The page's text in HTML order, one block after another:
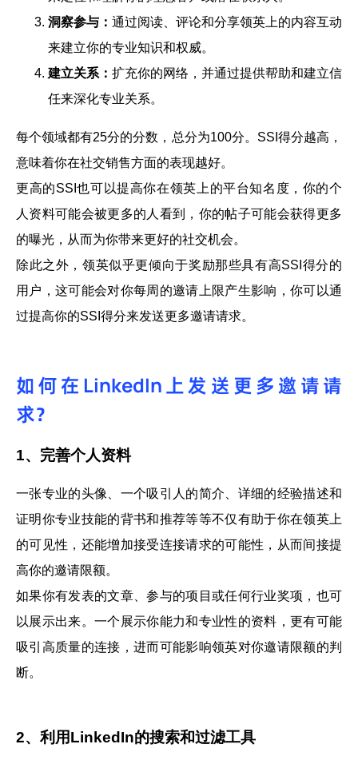
洞察参与： 通过阅读、评论和分享领英上的内容互动
来建立你的专业知识和权威。
建立关系： 扩充你的网络，并通过提供帮助和建立信
任来深化专业关系。
每个领域都有25分的分数，总分为100分。SSI得分越高，
意味着你在社交销售方面的表现越好。
更高的SSI也可以提高你在领英上的平台知名度，你的个
人资料可能会被更多的人看到，你的帖子可能会获得更多
的曝光，从而为你带来更好的社交机会。
除此之外，领英似乎更倾向于奖励那些具有高SSI得分的
用户，这可能会对你每周的邀请上限产生影响，你可以通
过提高你的SSI得分来发送更多邀请请求。
如何在LinkedIn上发送更多邀请请
求？
1、完善个人资料
一张专业的头像、一个吸引人的简介、详细的经验描述和
证明你专业技能的背书和推荐等等不仅有助于你在领英上
的可见性，还能增加接受连接请求的可能性，从而间接提
高你的邀请限额。
如果你有发表的文章、参与的项目或任何行业奖项，也可
以展示出来。一个展示你能力和专业性的资料，更有可能
吸引高质量的连接，进而可能影响领英对你邀请限额的判
断。
2、利用LinkedIn的搜索和过滤工具